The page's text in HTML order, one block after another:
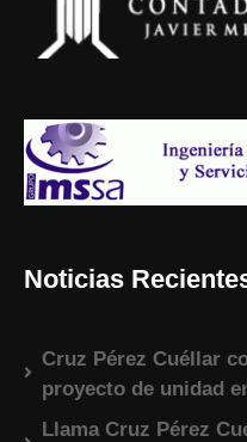
Noticias
Cruz Pérez Cuéllar
proyecto de unidad
Llama Cruz Pérez